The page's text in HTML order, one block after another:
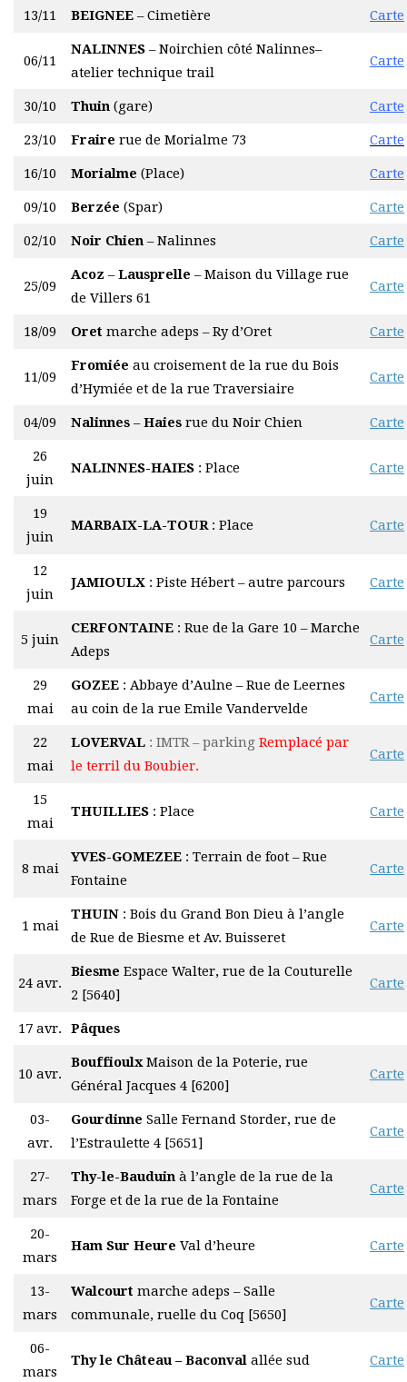
13/11 BEIGNEE – Cimetière Carte
06/11
NALINNES – Noirchien côté Nalinnes–
atelier technique trail
Carte
30/10 Thuin (gare) Carte
23/10 Fraire rue de Morialme 73 Carte
16/10 Morialme (Place) Carte
09/10 Berzée (Spar) Carte
02/10 Noir Chien – Nalinnes Carte
25/09
Acoz –Lausprelle – Maison du Village rue
de Villers 61
Carte
18/09 Oret marche adeps – Ry d’Oret Carte
11/09
Fromiée au croisement de la rue du Bois
d’Hymiée et de la rue Traversiaire
Carte
04/09 Nalinnes –Haies rue du Noir Chien Carte
26
juin
NALINNES-HAIES : Place Carte
19
juin
MARBAIX-LA-TOUR: Place Carte
12
juin
JAMIOULX : Piste Hébert – autre parcours Carte
5 juin
CERFONTAINE : Rue de la Gare 10 – Marche
Adeps
Carte
29
mai
GOZEE : Abbaye d’Aulne – Rue de Leernes
au coin de la rue Emile Vandervelde
Carte
22
mai
LOVERVAL : IMTR – parking Remplacé par
le terril du Boubier.
Carte
15
mai
THUILLIES : Place Carte
8 mai
YVES-GOMEZEE : Terrain de foot – Rue
Fontaine
Carte
1 mai
THUIN : Bois du Grand Bon Dieu à l’angle
de Rue de Biesme et Av. Buisseret
Carte
24 avr.
Biesme Espace Walter, rue de la Couturelle
2 [5640]
Carte
17 avr. Pâques
10 avr.
BouffioulxMaison de la Poterie, rue
Général Jacques 4 [6200]
Carte
03-
avr.
Gourdinne Salle Fernand Storder, rue de
l’Estraulette 4 [5651]
Carte
27-
mars
Thy-le-Bauduin à l’angle de la rue de la
Forge et de la rue de la Fontaine
Carte
20-
mars
Ham Sur Heure Val d’heure Carte
13-
mars
Walcourt marche adeps – Salle
communale, ruelle du Coq [5650]
Carte
06-
mars
Thy le Château – Baconval allée sud Carte